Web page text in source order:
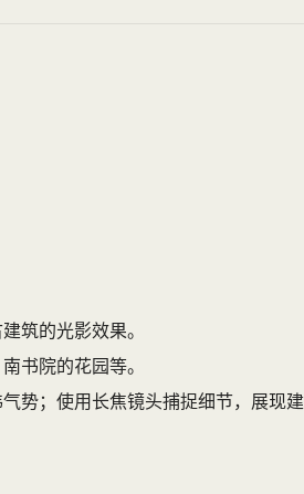
筑的光影效果。
书院的花园等。
势；使用长焦镜头捕捉细节，展现建